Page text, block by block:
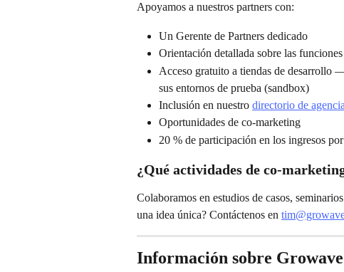
Apoyamos a nuestros partners con:
Un Gerente de Partners dedicado
Orientación detallada sobre las
Acceso gratuito a tiendas de desarrollo
sus entornos de prueba (sandbox)
Inclusión en nuestro directorio de
Oportunidades de co-marketing
20 % de participación en los ingresos
¿Qué actividades de co-
Colaboramos en estudios de casos,
una idea única? Contáctenos en
Información sobre